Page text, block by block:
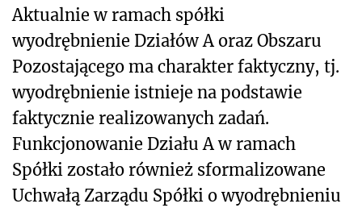
Aktualnie w ramach spółki
wyodrębnienie Działów A oraz Obszaru
Pozostającego ma charakter faktyczny, tj.
wyodrębnienie istnieje na podstawie
faktycznie realizowanych zadań.
Funkcjonowanie Działu A w ramach
Spółki zostało również sformalizowane
Uchwałą Zarządu Spółki o wyodrębnieniu